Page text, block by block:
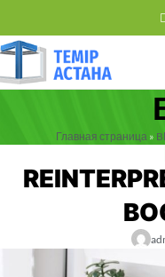
Главная страница »